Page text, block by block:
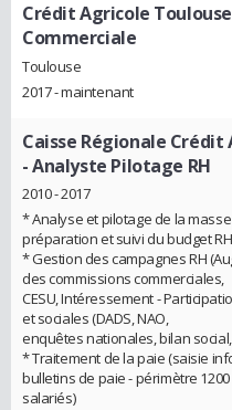
Crédit Agricole Toulouse
Commerciale
Toulouse
2017 - maintenant
Caisse Régionale
- Analyste Pilotage RH
2010 - 2017
* Analyse et pilotage de la
préparation et suivi du budget RH
* Gestion des campagnes RH
des commissions commerciales,
CESU, Intéressement -
et sociales (DADS, NAO,
enquêtes nationales, bilan
* Traitement de la paie (saisie
bulletins de paie - périmètre 1200
salariés)